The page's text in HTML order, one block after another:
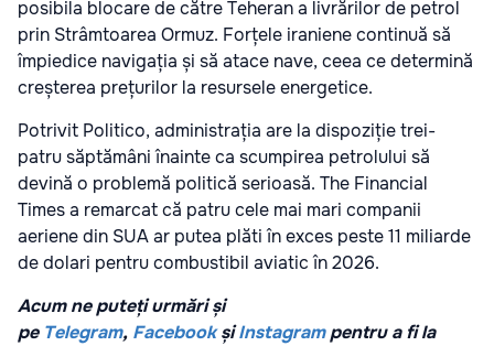
posibila blocare de către Teheran a livrărilor de petrol
prin Strâmtoarea Ormuz. Forțele iraniene continuă să
împiedice navigația și să atace nave, ceea ce determină
creșterea prețurilor la resursele energetice.
Potrivit Politico, administrația are la dispoziție trei-
patru săptămâni înainte ca scumpirea petrolului să
devină o problemă politică serioasă. The Financial
Times a remarcat că patru cele mai mari companii
aeriene din SUA ar putea plăti în exces peste 11 miliarde
de dolari pentru combustibil aviatic în 2026.
Acum ne puteți urmări și
pe Telegram, Facebook șiInstagrampentru a fi la